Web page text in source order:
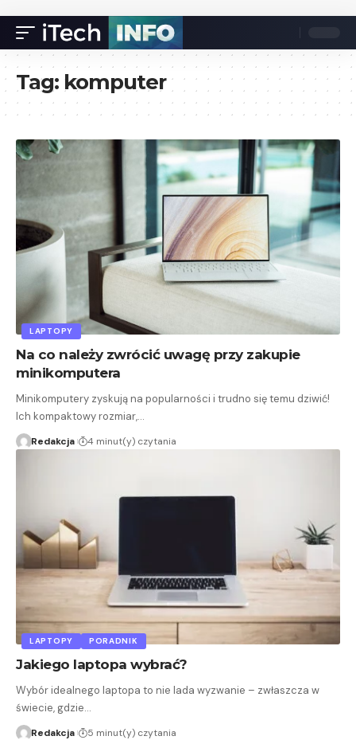
Tag: komputer
LAPTOPY
Na co należy zwrócić uwagę przy zakupie
minikomputera
Minikomputery zyskują na popularności i trudno się temu dziwić!
Ich kompaktowy rozmiar,…
Redakcja 4 minut(y) czytania
LAPTOPY PORADNIK
Jakiego laptopa wybrać?
Wybór idealnego laptopa to nie lada wyzwanie – zwłaszcza w
świecie, gdzie…
Redakcja 5 minut(y) czytania